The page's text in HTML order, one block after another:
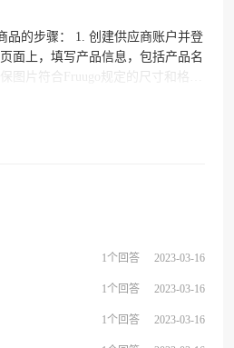
应商账户并登
户满意度。在销售过程中，供应
1个回答 2023-03-16
1个回答 2023-03-16
1个回答 2023-03-16